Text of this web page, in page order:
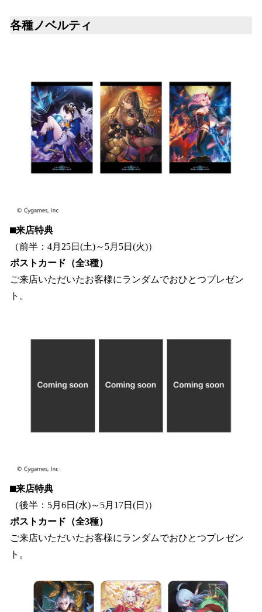
各種ノベルティ
⬛︎来店特典
（前半：4月25日(土)～5月5日(火)）
ポストカード（全3種）
ご来店いただいたお客様にランダムでおひとつプレゼン
ト。
⬛︎来店特典
（後半：5月6日(水)～5月17日(日)）
ポストカード（全3種）
ご来店いただいたお客様にランダムでおひとつプレゼン
ト。